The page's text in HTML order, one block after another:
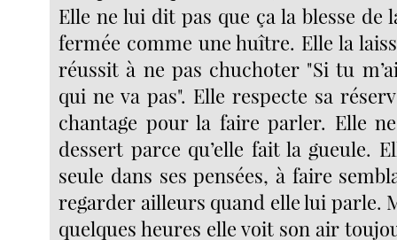
Elle ne lui dit pas que ça la blesse de
fermée comme une huître. Elle la
réussit à ne pas chuchoter "Si tu
qui ne va pas". Elle respecte sa
chantage pour la faire parler. Elle
dessert parce qu’elle fait la gueule.
seule dans ses pensées, à faire
regarder ailleurs quand elle lui parle.
quelques heures elle voit son air